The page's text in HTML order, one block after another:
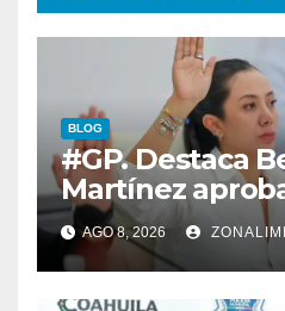
BLOG
#GP. Destaca
Martínez
nuevas normas
fortalecer la
transparencia*
AGO 8, 2026